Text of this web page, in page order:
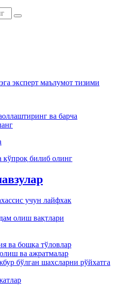
эксперт маълумот тизими
ва барча
кўпроқ билиб олинг
учун лайфхак
олиш вақтлари
ва бошқа тўловлар
ва ажратмалар
бўлган шахсларни рўйхатга